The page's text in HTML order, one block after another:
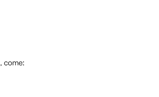
, come: